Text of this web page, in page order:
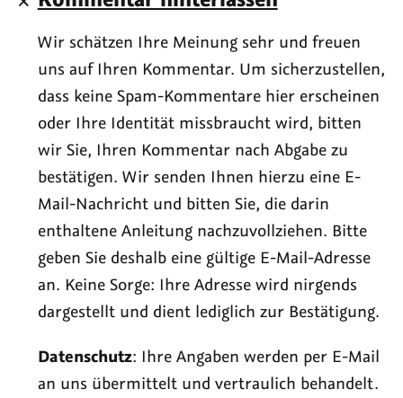
Wir schätzen Ihre Meinung sehr und freuen
uns auf Ihren Kommentar. Um sicherzustellen,
dass keine Spam-Kommentare hier erscheinen
oder Ihre Identität missbraucht wird, bitten
wir Sie, Ihren Kommentar nach Abgabe zu
bestätigen. Wir senden Ihnen hierzu eine E-
Mail-Nachricht und bitten Sie, die darin
enthaltene Anleitung nachzuvollziehen. Bitte
geben Sie deshalb eine gültige E-Mail-Adresse
an. Keine Sorge: Ihre Adresse wird nirgends
dargestellt und dient lediglich zur Bestätigung.
Datenschutz: Ihre Angaben werden per E-Mail
an uns übermittelt und vertraulich behandelt.